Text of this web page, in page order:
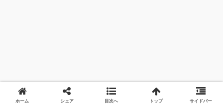
ホーム シェア 目次へ トップ サイドバー